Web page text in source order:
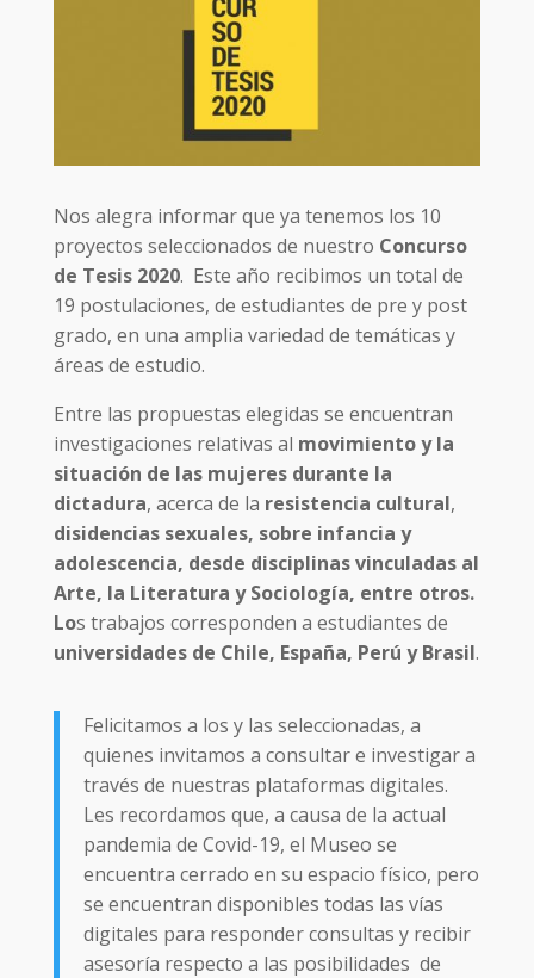
Nos alegra informar que ya tenemos los 10
proyectos seleccionados de nuestro Concurso
de Tesis 2020. Este año recibimos un total de
19 postulaciones, de estudiantes de pre y post
grado, en una amplia variedad de temáticas y
áreas de estudio.
Entre las propuestas elegidas se encuentran
investigaciones relativas al movimiento y la
situación de las mujeres durante la
dictadura, acerca de la resistencia cultural,
disidencias sexuales, sobre infancia y
adolescencia, desde disciplinas vinculadas al
Arte, la Literatura y Sociología, entre otros.
Los trabajos corresponden a estudiantes de
universidades de Chile, España, Perú y Brasil.
Felicitamos a los y las seleccionadas, a
quienes invitamos a consultar e investigar a
través de nuestras plataformas digitales.
Les recordamos que, a causa de la actual
pandemia de Covid-19, el Museo se
encuentra cerrado en su espacio físico, pero
se encuentran disponibles todas las vías
digitales para responder consultas y recibir
asesoría respecto a las posibilidades de